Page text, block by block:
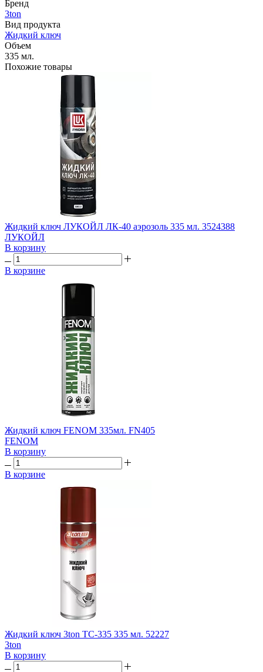
Бренд
3ton
Вид продукта
Жидкий ключ
Объем
335 мл.
Похожие товары
Жидкий ключ ЛУКОЙЛ ЛК-40 аэрозоль 335 мл. 3524388
ЛУКОЙЛ
В корзину
В корзине
Жидкий ключ FENOM 335мл. FN405
FENOM
В корзину
В корзине
Жидкий ключ 3ton TC-335 335 мл. 52227
3ton
В корзину